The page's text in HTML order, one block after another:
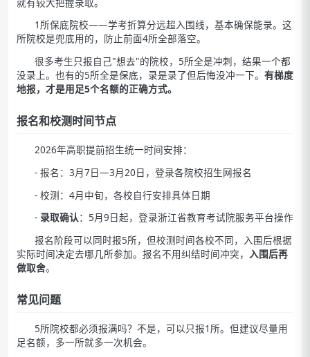
1所保底院校——学考折算分远超入围线，基本确保能录。这
所院校是兜底用的，防止前面4所全部落空。
很多考生只报自己"想去"的院校，5所全是冲刺，结果一个都
没录上。也有的5所全是保底，录是录了但后悔没冲一下。 有梯度
地报，才是用足5个名额的正确方式。
报名和校测时间节点
2026年高职提前招生统一时间安排：
- 报名：3月7日—3月20日，登录各院校招生网报名
- 校测：4月中旬，各校自行安排具体日期
- 录取确认：5月9日起，登录浙江省教育考试院服务平台操作
报名阶段可以同时报5所，但校测时间各校不同，入围后根据
实际时间决定去哪几所参加。报名不用纠结时间冲突， 入围后再
做取舍。
常见问题
5所院校都必须报满吗？不是，可以只报1所。但建议尽量用
足名额，多一所就多一次机会。